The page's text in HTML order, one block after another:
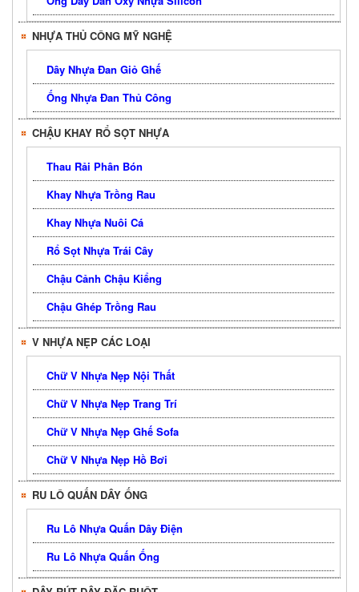
NHỰA THỦ CÔNG MỸ NGHỆ
Dây Nhựa Đan Giỏ Ghế
Ống Nhựa Đan Thủ Công
CHẬU KHAY RỔ SỌT NHỰA
Thau Rải Phân Bón
Khay Nhựa Trồng Rau
Khay Nhựa Nuôi Cá
Rổ Sọt Nhựa Trái Cây
Chậu Cảnh Chậu Kiểng
Chậu Ghép Trồng Rau
V NHỰA NẸP CÁC LOẠI
Chữ V Nhựa Nẹp Nội Thất
Chữ V Nhựa Nẹp Trang Trí
Chữ V Nhựa Nẹp Ghế Sofa
Chữ V Nhựa Nẹp Hồ Bơi
RU LÔ QUẤN DÂY ỐNG
Ru Lô Nhựa Quấn Dây Điện
Ru Lô Nhựa Quấn Ống